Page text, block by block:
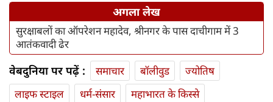
अगला लेख
सुरक्षाबलों का ऑपरेशन महादेव, श्रीनगर के पास दाचीगाम में 3
आतंकवादी ढेर
वेबदुनिया पर पढ़ें : समाचार बॉलीवुड
ज्योतिष
लाइफ स्‍टाइल
धर्म-संसार
महाभारत के किस्से